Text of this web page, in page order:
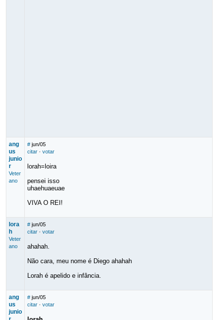
ang
us
junio
r
Veter
ano
# jun/05
citar· votar
lorah=loira
pensei isso
uhaehuaeuae
VIVA O REI!
lora
h
Veter
ano
# jun/05
citar· votar
ahahah.
Não cara, meu nome é Diego ahahah
Lorah é apelido e infância.
ang
us
junio
# jun/05
citar· votar